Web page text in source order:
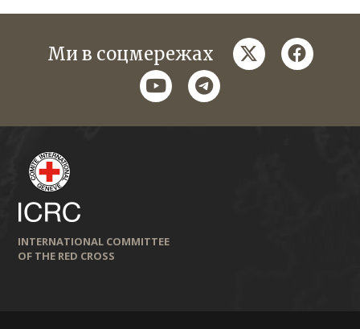
Ми в соцмережах twitter
youtubetelegram
INTERNATIONAL COMMITTEE
OF THE RED CROSS